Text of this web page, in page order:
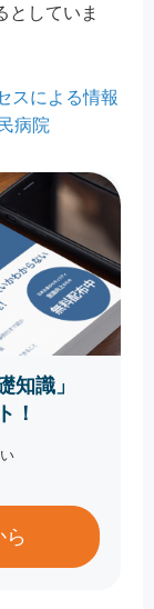
としていま
スによる情報
病院
知識」
！
ら